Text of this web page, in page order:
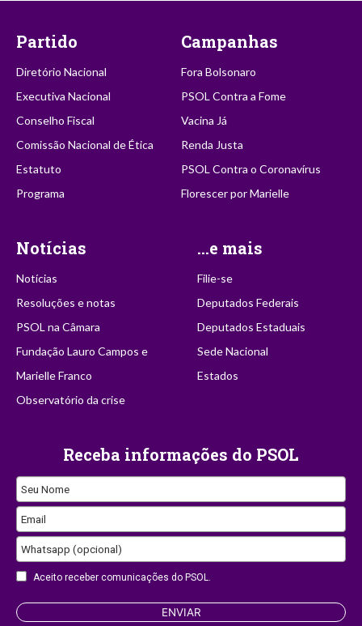
Partido
Diretório Nacional
Executiva Nacional
Conselho Fiscal
Comissão Nacional de Ética
Estatuto
Programa
Campanhas
Fora Bolsonaro
PSOL Contra a Fome
Vacina Já
Renda Justa
PSOL Contra o Coronavírus
Florescer por Marielle
Notícias
Notícias
Resoluções e notas
PSOL na Câmara
Fundação Lauro Campos e
Marielle Franco
Observatório da crise
...e mais
Filie-se
Deputados Federais
Deputados Estaduais
Sede Nacional
Estados
Receba informações do PSOL
Seu Nome
Email
Phone
Number
Whatsapp (opcional)
Aceito receber comunicações do PSOL.
ENVIAR